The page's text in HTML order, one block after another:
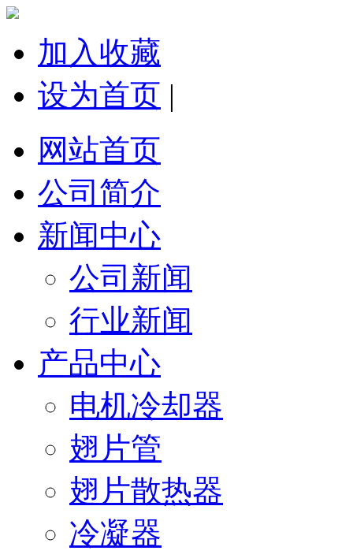
加入收藏
设为首页 |
网站首页
公司简介
新闻中心
公司新闻
行业新闻
产品中心
电机冷却器
翅片管
翅片散热器
冷凝器